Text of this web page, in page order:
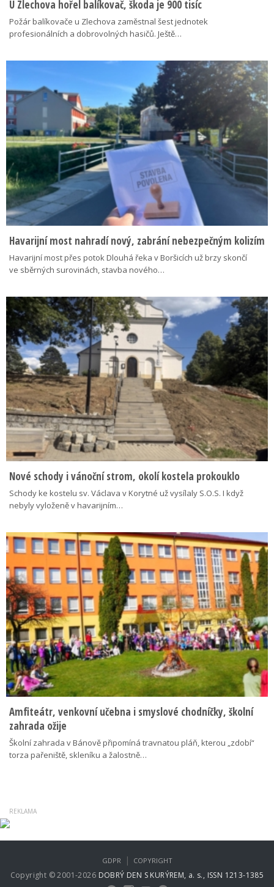
U Zlechova hořel balíkovač, škoda je 900 tisíc
Požár balíkovače u Zlechova zaměstnal šest jednotek
profesionálních a dobrovolných hasičů. Ještě…
Havarijní most nahradí nový, zabrání nebezpečným kolizím
Havarijní most přes potok Dlouhá řeka v Boršicích už brzy skončí
ve sběrných surovinách, stavba nového…
Nové schody i vánoční strom, okolí kostela prokouklo
Schody ke kostelu sv. Václava v Korytné už vysílaly S.O.S. I když
nebyly vyloženě v havarijním…
Amfiteátr, venkovní učebna i smyslové chodníčky, školní
zahrada ožije
Školní zahrada v Bánově připomíná travnatou pláň, kterou „zdobí“
torza pařeniště, skleníku a žalostně…
Copyright © 2001-2026 DOBRÝ DEN S KURÝREM, a. s., ISSN 1213-1385
GDPR | COPYRIGHT